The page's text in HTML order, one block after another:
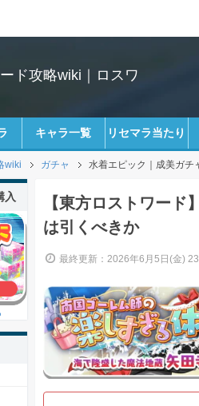
ド攻略wiki｜ロスワ
キャラ一覧 リセマラ当たり
wiki ガチャ 水着エピック｜成美ガチ
【東方ロストワード
は引くべきか
最終更新：2026年6月5日(金)
入